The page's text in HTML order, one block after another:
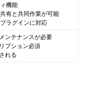
機能
有と共同作業が可能
ラグインに対応
ンテナンスが必要
プション必須
れる